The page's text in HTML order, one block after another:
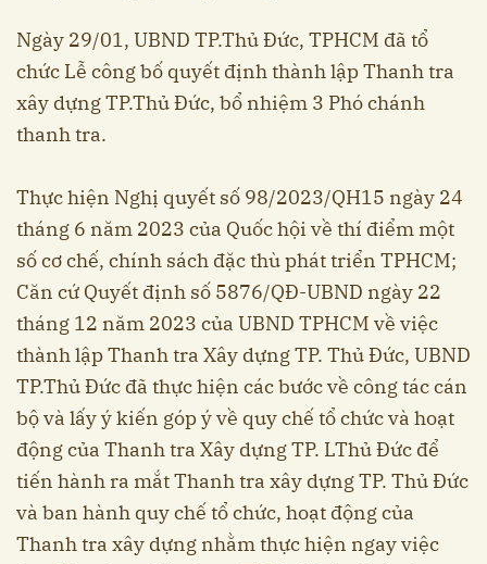
Ngày 29/01, UBND TP.Thủ Đức, TPHCM đã tổ
chức Lễ công bố quyết định thành lập Thanh tra
xây dựng TP.Thủ Đức, bổ nhiệm 3 Phó chánh
thanh tra.
Thực hiện Nghị quyết số 98/2023/QH15 ngày 24
tháng 6 năm 2023 của Quốc hội về thí điểm một
số cơ chế, chính sách đặc thù phát triển TPHCM;
Căn cứ Quyết định số 5876/QĐ-UBND ngày 22
tháng 12 năm 2023 của UBND TPHCM về việc
thành lập Thanh tra Xây dựng TP. Thủ Đức, UBND
TP.Thủ Đức đã thực hiện các bước về công tác cán
bộ và lấy ý kiến góp ý về quy chế tổ chức và hoạt
động của Thanh tra Xây dựng TP. LThủ Đức để
tiến hành ra mắt Thanh tra xây dựng TP. Thủ Đức
và ban hành quy chế tổ chức, hoạt động của
Thanh tra xây dựng nhằm thực hiện ngay việc